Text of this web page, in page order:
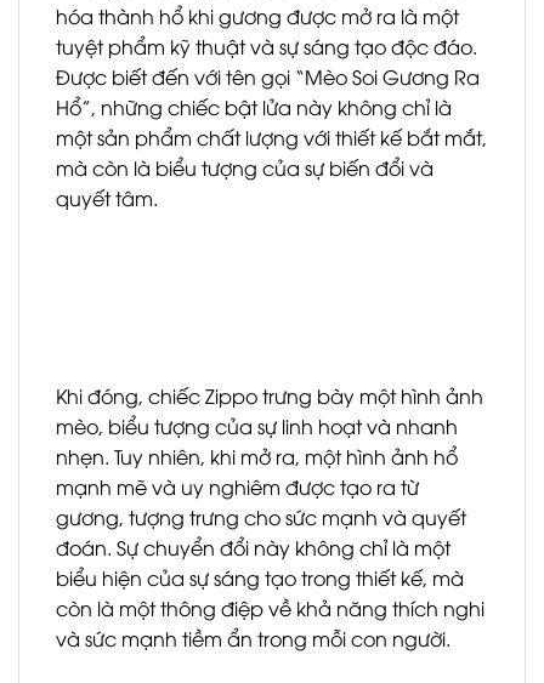
hóa thành hổ khi gương được mở ra là một
tuyệt phẩm kỹ thuật và sự sáng tạo độc đáo.
Được biết đến với tên gọi “Mèo Soi Gương Ra
Hổ”, những chiếc bật lửa này không chỉ là
một sản phẩm chất lượng với thiết kế bắt mắt,
mà còn là biểu tượng của sự biến đổi và
quyết tâm.
Khi đóng, chiếc Zippo trưng bày một hình ảnh
mèo, biểu tượng của sự linh hoạt và nhanh
nhẹn. Tuy nhiên, khi mở ra, một hình ảnh hổ
mạnh mẽ và uy nghiêm được tạo ra từ
gương, tượng trưng cho sức mạnh và quyết
đoán. Sự chuyển đổi này không chỉ là một
biểu hiện của sự sáng tạo trong thiết kế, mà
còn là một thông điệp về khả năng thích nghi
và sức mạnh tiềm ẩn trong mỗi con người.